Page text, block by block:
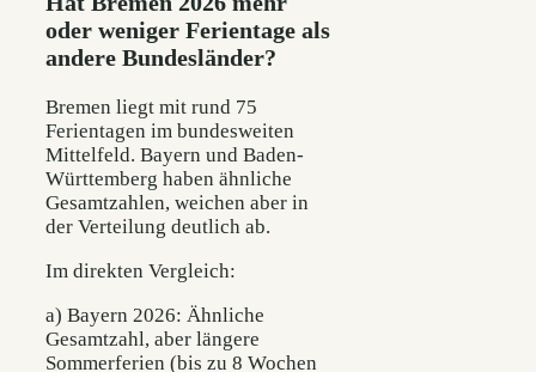
oder weniger Ferientage als
andere Bundesländer?
Bremen liegt mit rund 75
Ferientagen im bundesweiten
Mittelfeld. Bayern und Baden-
Württemberg haben ähnliche
Gesamtzahlen, weichen aber in
der Verteilung deutlich ab.
Im direkten Vergleich:
a) Bayern 2026: Ähnliche
Gesamtzahl, aber längere
Sommerferien (bis zu 8 Wochen